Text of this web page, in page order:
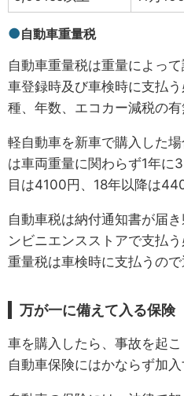
自動車重量税
自動車重量税は重量によっ
車登録時及び車検時に支払
種、年数、エコカー減税の有
軽自動車を新車で購入した
は車両重量に関わらず1年に
目は4100円、18年以降は
自動車税は納付通知書が届
ンビニエンスストアで支払
重量税は車検時に支払うので
万が一に備えて入る保険
車を購入したら、事故を起
自動車保険にはかならず加